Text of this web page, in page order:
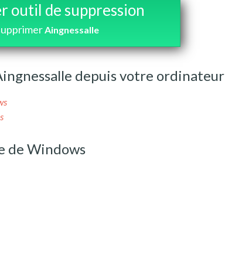
outil de suppression
Aingnessalle
depuis votre ordinateur
de Windows